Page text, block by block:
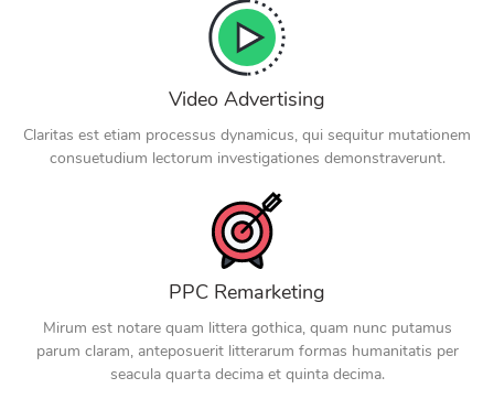
Video Advertising
Claritas est etiam processus dynamicus, qui sequitur mutationem
consuetudium lectorum investigationes demonstraverunt.
PPC Remarketing
Mirum est notare quam littera gothica, quam nunc putamus
parum claram, anteposuerit litterarum formas humanitatis per
seacula quarta decima et quinta decima.